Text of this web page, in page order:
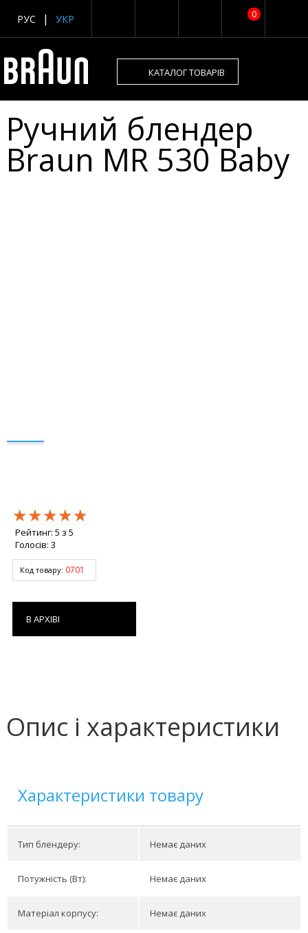
0
РУС УКР
КАТАЛОГ ТОВАРІВ
Ручний блендер
Braun MR 530 Baby
★★★★★
★★★★★
★★★★★
Рейтинг: 5 з 5
Голосів: 3
Код товару: 0701
В АРХІВІ
Опис і характеристики
Характеристики товару
Тип блендеру: Немає даних
Потужність (Вт): Немає даних
Матеріал корпусу: Немає даних